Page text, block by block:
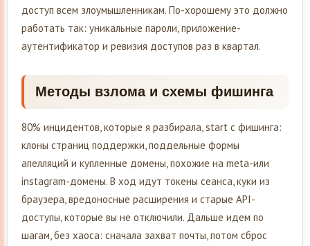
доступ всем злоумышленникам. По-хорошему это должно
работать так: уникальные пароли, приложение-
аутентификатор и ревизия доступов раз в квартал.
Методы взлома и схемы фишинга
80% инцидентов, которые я разбирала, start с фишинга:
клоны страниц поддержки, поддельные формы
апелляций и купленные домены, похожие на meta-или
instagram-домены. В ход идут токены сеанса, куки из
браузера, вредоносные расширения и старые API-
доступы, которые вы не отключили. Дальше идем по
шагам, без хаоса: сначала захват почты, потом сброс